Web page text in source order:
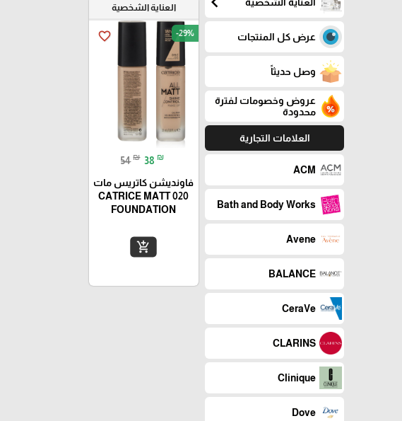
عرض كل المنتجات
وصل حديثاً
عروض وخصومات لفترة
محدودة
العلامات التجارية
ACM
Bath and Body Works
Avene
BALANCE
CeraVe
CLARINS
Clinique
Dove
العناية الشخصية
favorite_border -29%
54 ₪ 38 ₪
فاونديشن کاتریس مات
CATRICE MATT 020
FOUNDATION
add_shopping_cart